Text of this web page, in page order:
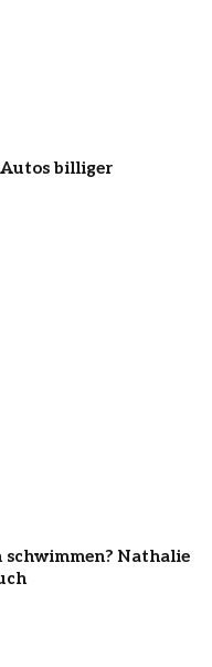
billiger
Nathalie